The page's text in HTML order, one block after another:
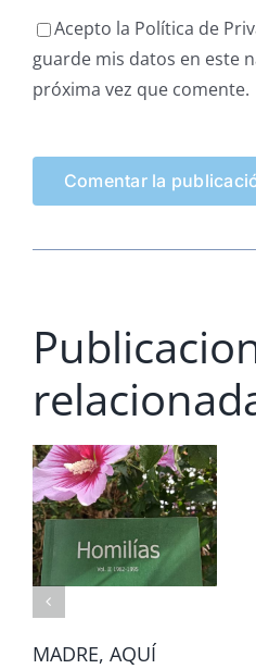
Acepto la Política de
guarde mis datos en este
próxima vez que comente.
MADRE, AQUÍ